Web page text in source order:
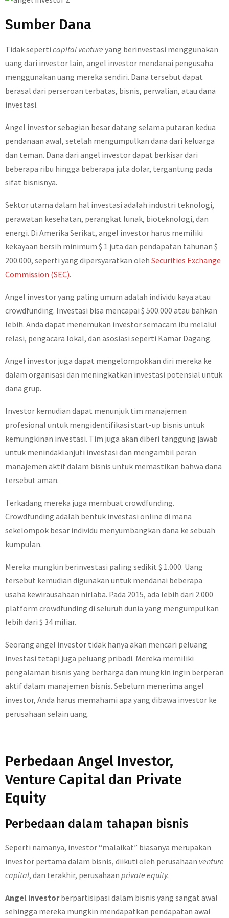
Sumber Dana
Tidak seperti capital venture yang berinvestasi menggunakan
uang dari investor lain, angel investor mendanai pengusaha
menggunakan uang mereka sendiri. Dana tersebut dapat
berasal dari perseroan terbatas, bisnis, perwalian, atau dana
investasi.
Angel investor sebagian besar datang selama putaran kedua
pendanaan awal, setelah mengumpulkan dana dari keluarga
dan teman. Dana dari angel investor dapat berkisar dari
beberapa ribu hingga beberapa juta dolar, tergantung pada
sifat bisnisnya.
Sektor utama dalam hal investasi adalah industri teknologi,
perawatan kesehatan, perangkat lunak, bioteknologi, dan
energi. Di Amerika Serikat, angel investor harus memiliki
kekayaan bersih minimum $ 1 juta dan pendapatan tahunan $
200.000, seperti yang dipersyaratkan oleh Securities Exchange
Commission (SEC).
Angel investor yang paling umum adalah individu kaya atau
crowdfunding. Investasi bisa mencapai $ 500.000 atau bahkan
lebih. Anda dapat menemukan investor semacam itu melalui
relasi, pengacara lokal, dan asosiasi seperti Kamar Dagang.
Angel investor juga dapat mengelompokkan diri mereka ke
dalam organisasi dan meningkatkan investasi potensial untuk
dana grup.
Investor kemudian dapat menunjuk tim manajemen
profesional untuk mengidentifikasi start-up bisnis untuk
kemungkinan investasi. Tim juga akan diberi tanggung jawab
untuk menindaklanjuti investasi dan mengambil peran
manajemen aktif dalam bisnis untuk memastikan bahwa dana
tersebut aman.
Terkadang mereka juga membuat crowdfunding.
Crowdfunding adalah bentuk investasi online di mana
sekelompok besar individu menyumbangkan dana ke sebuah
kumpulan.
Mereka mungkin berinvestasi paling sedikit $ 1.000. Uang
tersebut kemudian digunakan untuk mendanai beberapa
usaha kewirausahaan nirlaba. Pada 2015, ada lebih dari 2.000
platform crowdfunding di seluruh dunia yang mengumpulkan
lebih dari $ 34 miliar.
Seorang angel investor tidak hanya akan mencari peluang
investasi tetapi juga peluang pribadi. Mereka memiliki
pengalaman bisnis yang berharga dan mungkin ingin berperan
aktif dalam manajemen bisnis. Sebelum menerima angel
investor, Anda harus memahami apa yang dibawa investor ke
perusahaan selain uang.
Perbedaan Angel Investor,
Venture Capital dan Private
Equity
Perbedaan dalam tahapan bisnis
Seperti namanya, investor “malaikat” biasanya merupakan
investor pertama dalam bisnis, diikuti oleh perusahaan venture
capital, dan terakhir, perusahaan private equity.
Angel investorberpartisipasi dalam bisnis yang sangat awal
sehingga mereka mungkin mendapatkan pendapatan awal